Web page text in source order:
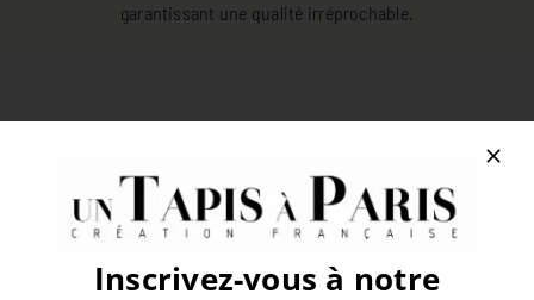
garantissant une qualité irréprochable.
Les tapis qui peuvent vous
intéresser
Inscrivez-vous à notre